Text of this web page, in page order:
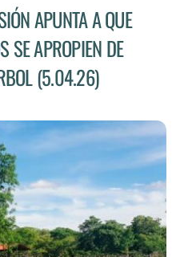
APUNTA A QUE
SE APROPIEN DE
(5.04.26)